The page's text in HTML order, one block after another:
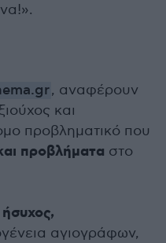
, αναφέρουν
και
προβληματικό που
προβλήματα στο
αγιογράφων,